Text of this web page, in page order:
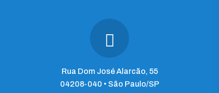
Rua Dom José Alarcão, 55
04208-040 • São Paulo/SP